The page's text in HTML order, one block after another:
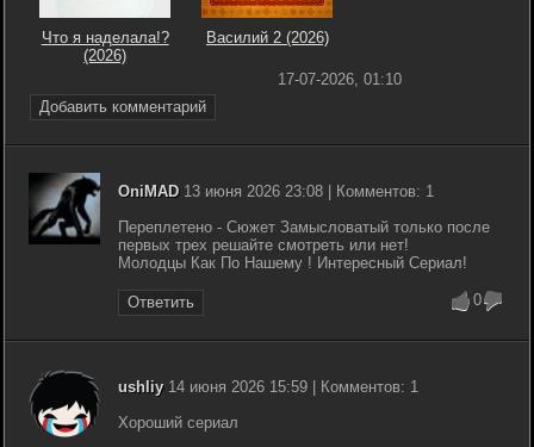
Что я наделала!?
(2026)
Василий 2 (2026)
Добавить комментарий
17-07-2026, 01:10
OniMAD13 июня 2026 23:08 | Комментов: 1
Переплетено - Сюжет Замысловатый только после
первых трех решайте смотреть или нет!
Молодцы Как По Нашему ! Интересный Сериал!
Ответить 0
ushliy14 июня 2026 15:59 | Комментов: 1
Хороший сериал